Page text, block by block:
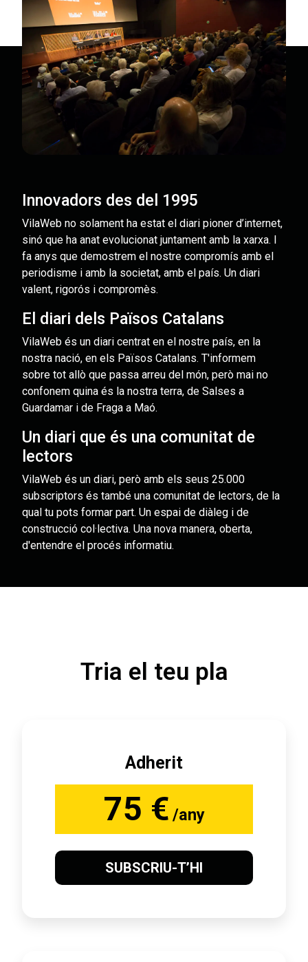
Innovadors des del 1995
VilaWeb no solament ha estat el diari pioner d’internet,
sinó que ha anat evolucionat juntament amb la xarxa. I
fa anys que demostrem el nostre compromís amb el
periodisme i amb la societat, amb el país. Un diari
valent, rigorós i compromès.
El diari dels Països Catalans
VilaWeb és un diari centrat en el nostre país, en la
nostra nació, en els Països Catalans. T'informem
sobre tot allò que passa arreu del món, però mai no
confonem quina és la nostra terra, de Salses a
Guardamar i de Fraga a Maó.
Un diari que és una comunitat de
lectors
VilaWeb és un diari, però amb els seus 25.000
subscriptors és també una comunitat de lectors, de la
qual tu pots formar part. Un espai de diàleg i de
construcció col·lectiva. Una nova manera, oberta,
d'entendre el procés informatiu.
Tria el teu pla
Adherit
75 € /any
SUBSCRIU-T’HI